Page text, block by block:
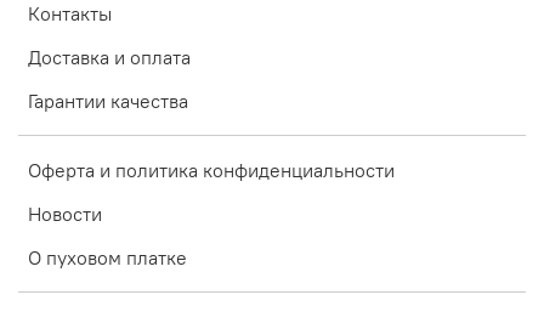
Контакты
Доставка и оплата
Гарантии качества
Оферта и политика конфиденциальности
Новости
О пуховом платке